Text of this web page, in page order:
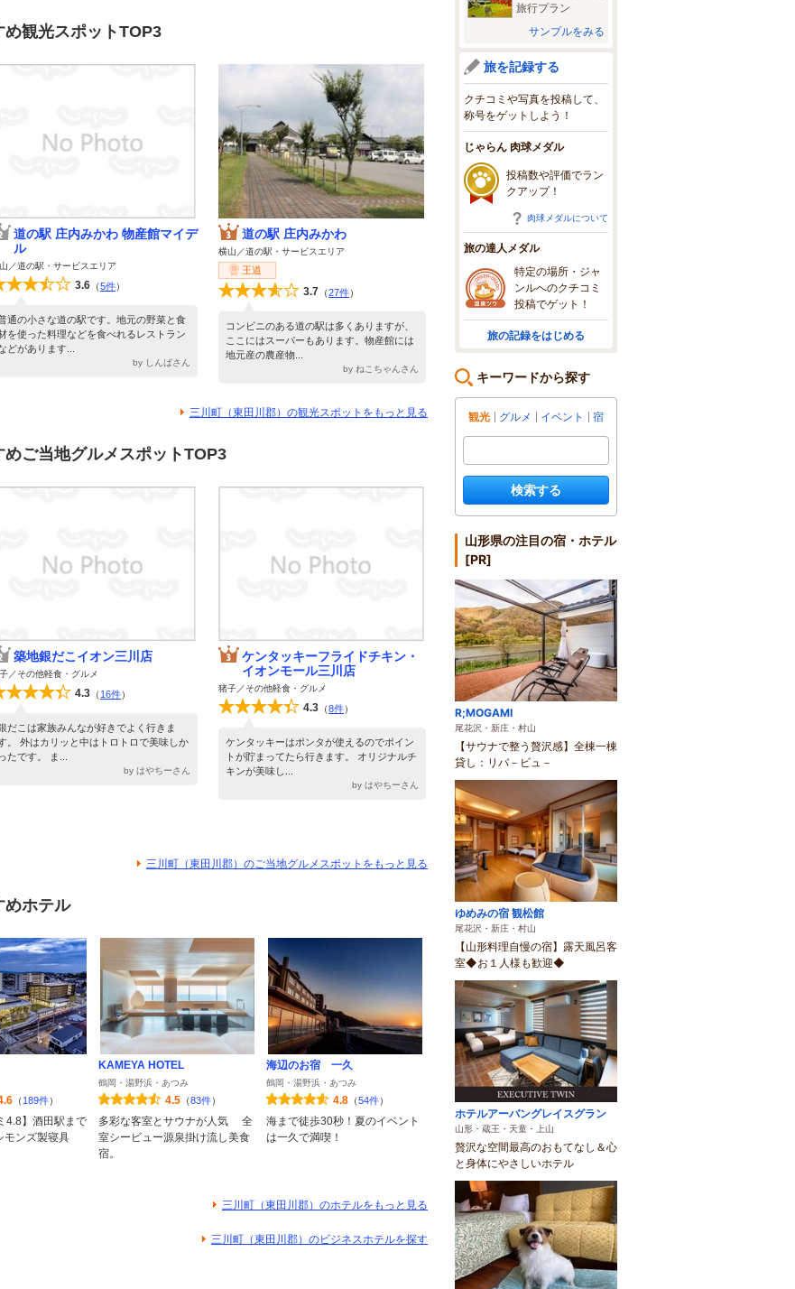
観光スポットTOP3
道の駅 庄内みかわ 物産館マイデ
ル
／道の駅・サービスエリア
3.6 （5件）
通の小さな道の駅です。地元の野菜と食
を使った料理などを食べれるレストラン
どがあります...
by しんばさん
道の駅 庄内みかわ
横山／道の駅・サービスエリア
王道
3.7 （27件）
コンビニのある道の駅は多くありますが、
ここにはスーパーもあります。物産館には
地元産の農産物...
by ねこちゃんさん
三川町（東田川郡）の観光スポットをもっと見る
ご当地グルメスポットTOP3
築地銀だこイオン三川店
／その他軽食・グルメ
4.3 （ 16件）
だこは家族みんなが好きでよく行きま
。 外はカリッと中はトロトロで美味しか
たです。 ま...
by はやちーさん
ケンタッキーフライドチキン・
イオンモール三川店
猪子／その他軽食・グルメ
4.3 （8件）
ケンタッキーはポンタが使えるのでポイン
トが貯まってたら行きます。 オリジナルチ
キンが美味し...
by はやちーさん
三川町（東田川郡）のご当地グルメスポットをもっと見る
めホテル
（ 189件）
4.8】酒田駅まで
モンズ製寝具
KAMEYA HOTEL
鶴岡・湯野浜・あつみ
4.5 （83件）
多彩な客室とサウナが人気 全
室シービュー源泉掛け流し美食
宿。
海辺のお宿 一久
鶴岡・湯野浜・あつみ
4.8 （54件）
海まで徒歩30秒！夏のイベント
は一久で満喫！
三川町（東田川郡）のホテルをもっと見る
三川町（東田川郡）のビジネスホテルを探す
旅行プラン
サンプルをみる
旅を記録する
クチコミや写真を投稿して、
称号をゲットしよう！
じゃらん 肉球メダル
投稿数や評価でラン
クアップ！
肉球メダルについて
旅の達人メダル
特定の場所・ジャ
ンルへのクチコミ
投稿でゲット！
旅の記録をはじめる
キーワードから探す
観光 グルメ イベント 宿
検索する
山形県の注目の宿・ホテル
[PR]
R;MOGAMI
尾花沢・新庄・村山
【サウナで整う贅沢感】全棟一棟
貸し：リバ－ビュ－
ゆめみの宿 観松館
尾花沢・新庄・村山
【山形料理自慢の宿】露天風呂客
室◆お１人様も歓迎◆
ホテルアーバングレイスグラン
山形・蔵王・天童・上山
贅沢な空間最高のおもてなし＆心
と身体にやさしいホテル